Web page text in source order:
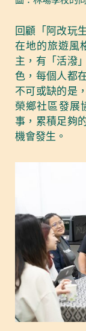
回顧「阿改玩
在地的旅遊風
主，有「活潑
色，每個人都
不可或缺的是
榮鄉社區發展
事，累積足夠
機會發生。